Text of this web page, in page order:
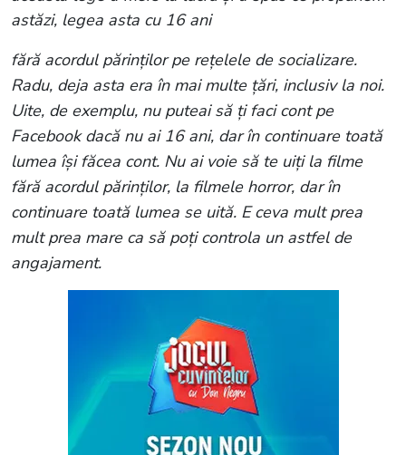
astăzi, legea asta cu 16 ani
fără acordul părinților pe rețelele de socializare.
Radu, deja asta era în mai multe țări, inclusiv la noi.
Uite, de exemplu, nu puteai să ți faci cont pe
Facebook dacă nu ai 16 ani, dar în continuare toată
lumea își făcea cont. Nu ai voie să te uiți la filme
fără acordul părinților, la filmele horror, dar în
continuare toată lumea se uită. E ceva mult prea
mult prea mare ca să poți controla un astfel de
angajament.